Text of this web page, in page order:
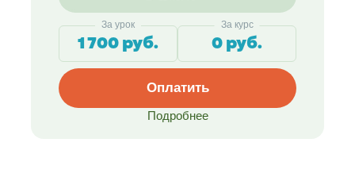
За урок
1 700 руб.
За курс
0 руб.
Оплатить
Подробнее